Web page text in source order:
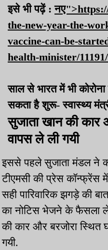
इसे भी पढ़ें :
the-new-year-the-
vaccine-can-be-
health-minister/
साल से भारत में भी
सकता है शुरू- स्वास्थ्य
सुजाता खान की कार
वापस ले ली गयी
इससे पहले सुजाता मंडल ने
टीएमसी की प्रेस कॉन्फ्रेंस में
सही पारिवारिक झगड़े की
का नोटिस भेजने के फैसला
की कार और बरजोरा स्थित
गयी.